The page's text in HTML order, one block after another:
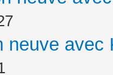
neuve avec